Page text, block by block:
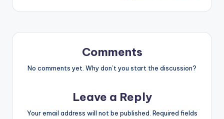
Comments
No comments yet. Why don’t you start the discussion?
Leave a Reply
Your email address will not be published. Required fields